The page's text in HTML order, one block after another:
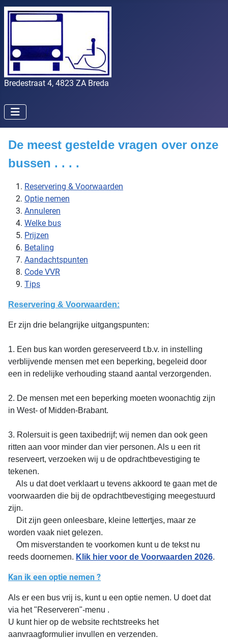
Bredestraat 4, 4823 ZA Breda
De meest gestelde vragen over onze
bussen . . . .
Reservering & Voorwaarden
Optie nemen
Annuleren
Welke bus
Prijzen
Betaling
Aandachtspunten
Code VVR
Tips
Reservering & Voorwaarden:
Er zijn drie belangrijke uitgangspunten:
1. Een bus kan worden gereserveerd t.b.v. in instelling
verblijvende mensen met een beperking, begeleid door
een in redelijke verhouding staand aantal verzorgenden.
2. De mensen met een beperking moeten woonachtig zijn
in West- of Midden-Brabant.
3. Rolersuit is geen taxibedrijf; wij nemen dan ook geen
ritten aan voor minder dan vier personen. Als u een rit
reserveert, verzoeken wij u de opdrachtbevestiging te
tekenen.
Als u dat doet verklaart u tevens akkoord te gaan met de
voorwaarden die bij de opdrachtbevestiging meegestuurd
zijn.
Dit zijn geen onleesbare, kleine lettertjes, maar ze
worden vaak niet gelezen.
Om misverstanden te voorkomen kunt u de tekst nu
reeds doornemen. Klik hier voor de Voorwaarden 2026.
Kan ik een optie nemen ?
Als er een bus vrij is, kunt u een optie nemen. U doet dat
via het "Reserveren"-menu .
U kunt hier op de website rechtstreeks het
aanvraagformulier invullen en verzenden.